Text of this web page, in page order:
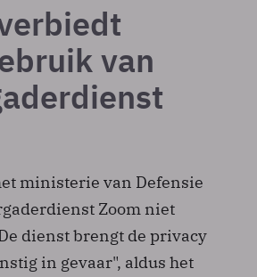
van
ministerie van Defensie
Zoom niet
dienst brengt de privacy
in gevaar", aldus het